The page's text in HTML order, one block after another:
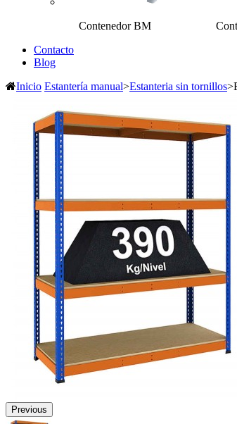
Contenedor BM
Contacto
Blog
Inicio Estantería manual>Estanteria sin tornillos>
Previous